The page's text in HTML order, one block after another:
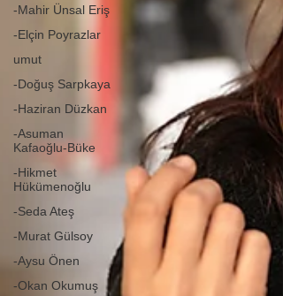
-Mahir Ünsal Eriş
-Elçin Poyrazlar
umut
-Doğuş Sarpkaya
-Haziran Düzkan
-Asuman
Kafaoğlu-Büke
-Hikmet
Hükümenoğlu
-Seda Ateş
-Murat Gülsoy
-Aysu Önen
-Okan Okumuş